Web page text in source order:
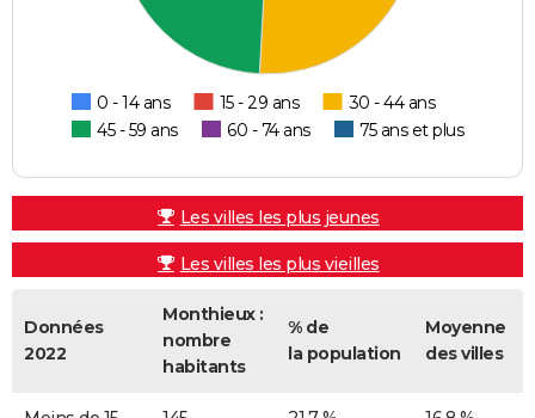
0 - 14 ans 15 - 29 ans
30 - 44 ans
45 - 59 ans
60 - 74 ans 75 ans et plus
Les villes les plus jeunes
Les villes les plus vieilles
Données
2022
Monthieux :
nombre
habitants
% de
la population
Moyenne
des villes